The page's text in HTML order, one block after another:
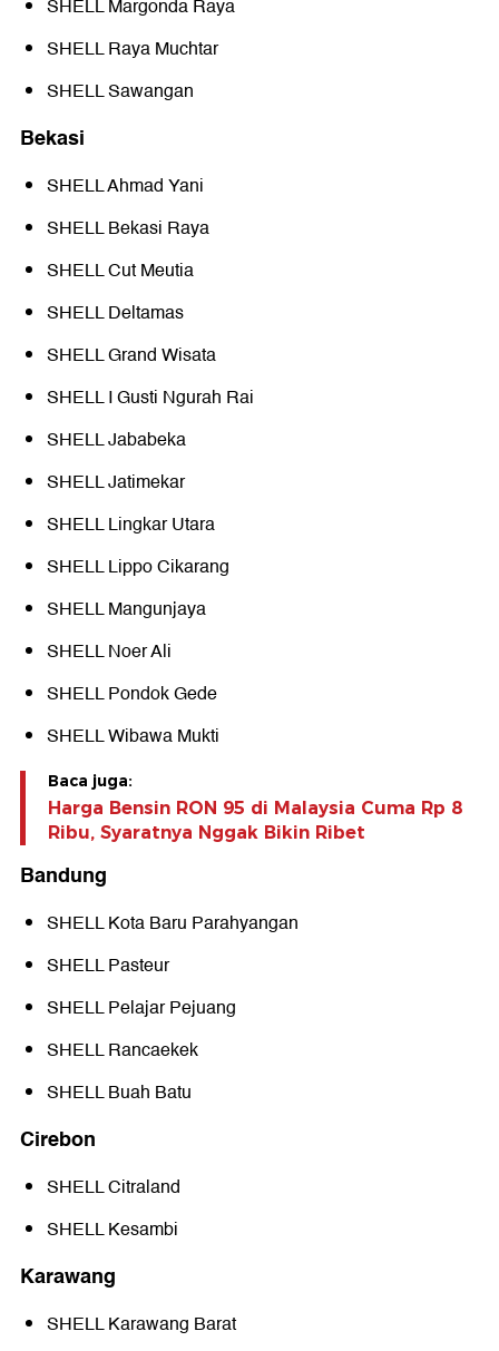
SHELL Margonda Raya
SHELL Raya Muchtar
SHELL Sawangan
Bekasi
SHELL Ahmad Yani
SHELL Bekasi Raya
SHELL Cut Meutia
SHELL Deltamas
SHELL Grand Wisata
SHELL I Gusti Ngurah Rai
SHELL Jababeka
SHELL Jatimekar
SHELL Lingkar Utara
SHELL Lippo Cikarang
SHELL Mangunjaya
SHELL Noer Ali
SHELL Pondok Gede
SHELL Wibawa Mukti
Baca juga:
Harga Bensin RON 95 di Malaysia Cuma Rp 8
Ribu, Syaratnya Nggak Bikin Ribet
Bandung
SHELL Kota Baru Parahyangan
SHELL Pasteur
SHELL Pelajar Pejuang
SHELL Rancaekek
SHELL Buah Batu
Cirebon
SHELL Citraland
SHELL Kesambi
Karawang
SHELL Karawang Barat